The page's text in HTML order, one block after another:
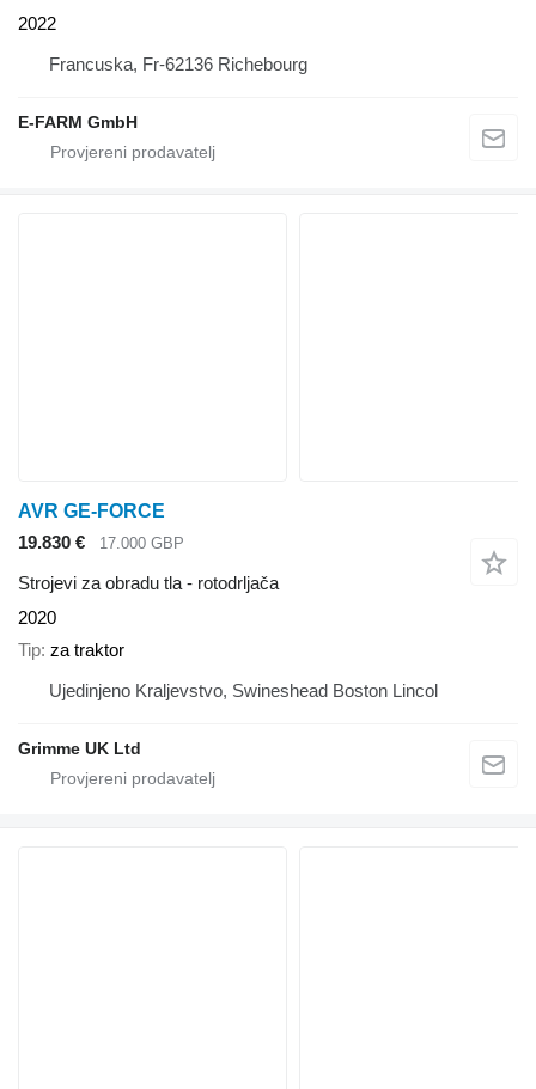
2022
Francuska, Fr-62136 Richebourg
E-FARM GmbH
AVR GE-FORCE
19.830 €
17.000 GBP
Strojevi za obradu tla - rotodrljača
2020
Tip za traktor
Ujedinjeno Kraljevstvo, Swineshead Boston Lincol
Grimme UK Ltd